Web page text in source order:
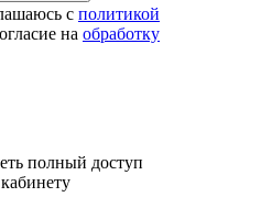
с политикой
на обработку
полный доступ